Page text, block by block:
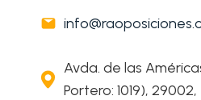
Avda. de las
Portero: 1019),